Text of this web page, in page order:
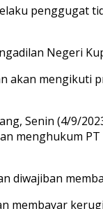
penggugat
Negeri
mengikuti
Senin (4/9/
menghukum
diwajiban
membayar